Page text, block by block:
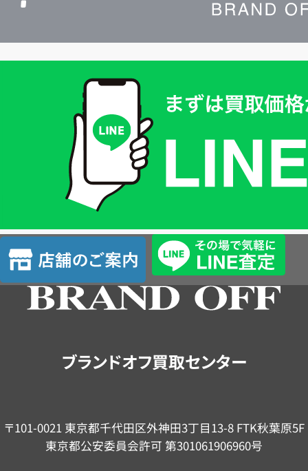
査
定
店
舗
の
ブランドオフ買取センター
〒101-0021 東京都千代田区外神田3丁目13-8 FTK秋葉原5F
東京都公安委員会許可 第301061906960号